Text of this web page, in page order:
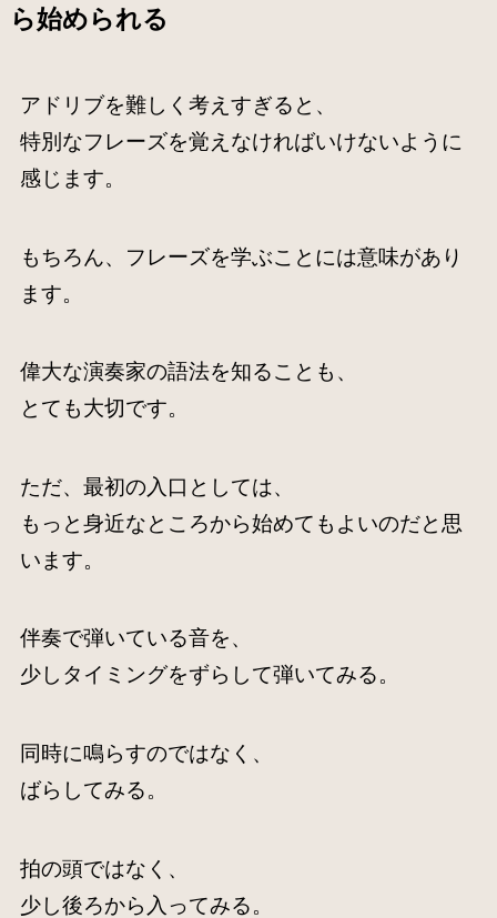
ら始められる
アドリブを難しく考えすぎると、
特別なフレーズを覚えなければいけないように
感じます。
もちろん、フレーズを学ぶことには意味があり
ます。
偉大な演奏家の語法を知ることも、
とても大切です。
ただ、最初の入口としては、
もっと身近なところから始めてもよいのだと思
います。
伴奏で弾いている音を、
少しタイミングをずらして弾いてみる。
同時に鳴らすのではなく、
ばらしてみる。
拍の頭ではなく、
少し後ろから入ってみる。